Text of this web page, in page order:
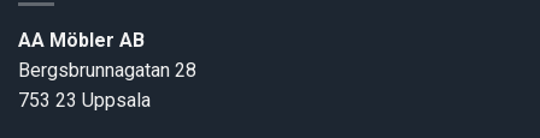
AA Möbler AB
Bergsbrunnagatan 28
753 23 Uppsala